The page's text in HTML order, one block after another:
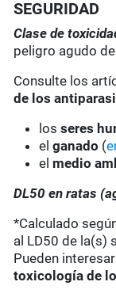
SEGURIDAD
Clase de
peligro agudo
Consulte los
de los
losseres
elganado (
el medio
DL50 en ratas
*Calculado
al LD50 de la(s)
Pueden
toxicología de